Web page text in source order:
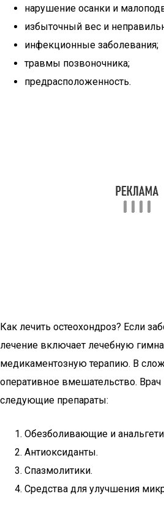
нарушение осанки и
избыточный вес и
инфекционные заболевания;
травмы позвоночника;
предрасположенность.
Как лечить остеохондроз? Если
лечение включает лечебную
медикаментозную терапию. В
оперативное вмешательство. Врач
следующие препараты:
Обезболивающие и
Антиоксиданты.
Спазмолитики.
Средства для улучшения